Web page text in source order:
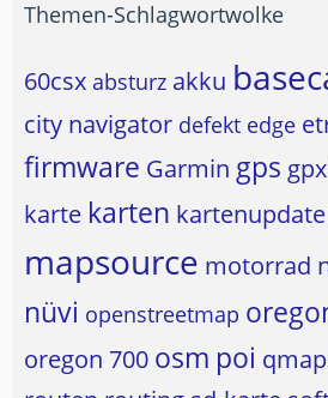
Themen-Schlagwortwolke
60csx absturz akku
city navigator defekt edge
firmware Garmin gps gpx
karte karten kartenupdate
mapsource motorrad
nüvi openstreetmap
oregon 700 osm poi